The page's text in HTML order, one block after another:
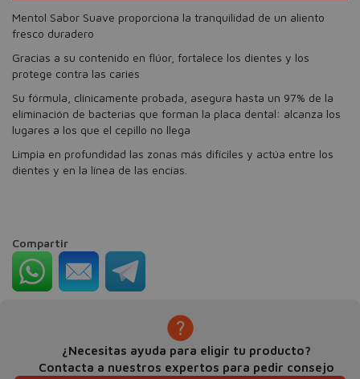
Mentol Sabor Suave proporciona la tranquilidad de un aliento
fresco duradero
Gracias a su contenido en flúor, fortalece los dientes y los
protege contra las caries
Su fórmula, clínicamente probada, asegura hasta un 97% de la
eliminación de bacterias que forman la placa dental: alcanza los
lugares a los que el cepillo no llega
Limpia en profundidad las zonas más difíciles y actúa entre los
dientes y en la línea de las encías.
Compartir
¿Necesitas ayuda para eligir tu producto?
Contacta a nuestros expertos para pedir consejo